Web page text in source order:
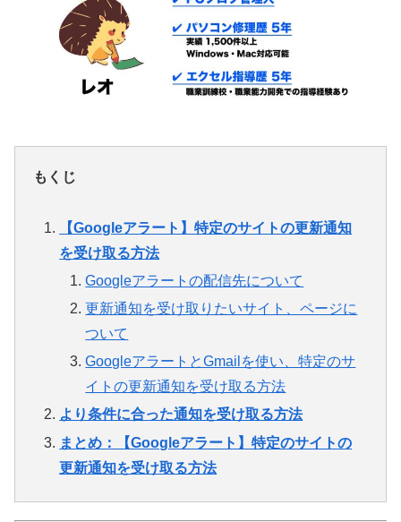
もくじ
【Googleアラート】特定のサイトの更新通知
を受け取る方法
Googleアラートの配信先について
更新通知を受け取りたいサイト、ページに
ついて
GoogleアラートとGmailを使い、特定のサ
イトの更新通知を受け取る方法
より条件に合った通知を受け取る方法
まとめ：【Googleアラート】特定のサイトの
更新通知を受け取る方法